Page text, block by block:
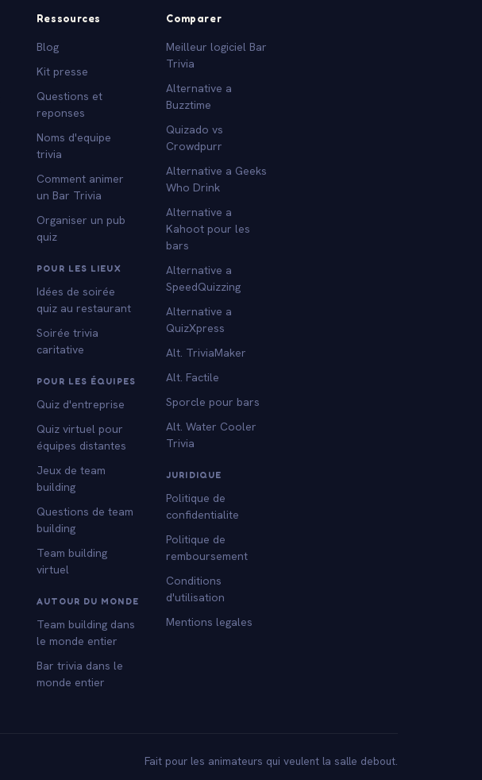
Ressources
Blog
Kit presse
Questions et
reponses
Noms d'equipe
trivia
Comment animer
un Bar Trivia
Organiser un pub
quiz
POUR LES LIEUX
Idées de soirée
quiz au restaurant
Soirée trivia
caritative
POUR LES ÉQUIPES
Quiz d'entreprise
Quiz virtuel pour
équipes distantes
Jeux de team
building
Questions de team
building
Team building
virtuel
AUTOUR DU MONDE
Team building dans
le monde entier
Bar trivia dans le
monde entier
Comparer
Meilleur logiciel Bar
Trivia
Alternative a
Buzztime
Quizado vs
Crowdpurr
Alternative a Geeks
Who Drink
Alternative a
Kahoot pour les
bars
Alternative a
SpeedQuizzing
Alternative a
QuizXpress
Alt. TriviaMaker
Alt. Factile
Sporcle pour bars
Alt. Water Cooler
Trivia
JURIDIQUE
Politique de
confidentialite
Politique de
remboursement
Conditions
d'utilisation
Mentions legales
Fait pour les animateurs qui veulent la salle debout.